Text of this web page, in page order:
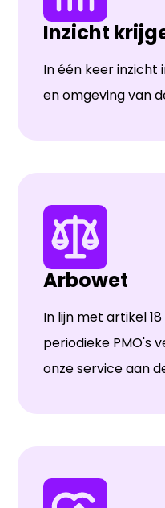
Inzicht
In één keer inzicht
en omgeving van
Arbowet
In lijn met artikel
periodieke PMO's
onze service aan